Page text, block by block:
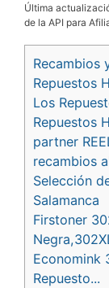
Última
de la API para
Recambios
Repuestos
Los
Repuestos
partner
recambios
Selección
Salamanca
Firstoner
Economink
Repuesto...